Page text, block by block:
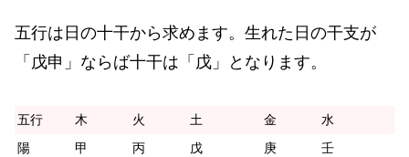
五行は日の十干から求めます。生れた日の干支が
「戊申」ならば十干は「戊」となります。
五行 木 火 土 金
水
陽
甲 丙 戊 庚
壬